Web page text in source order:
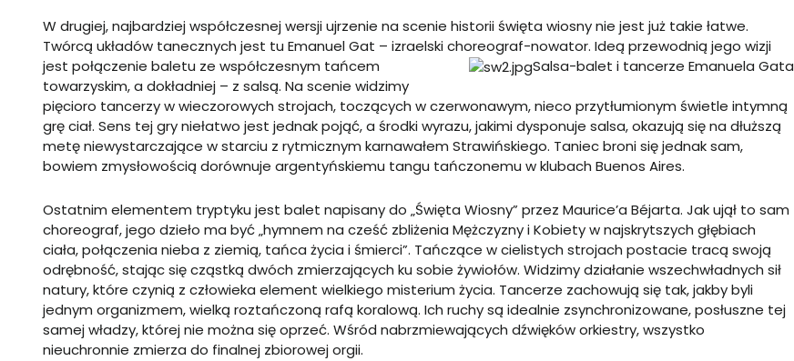
W drugiej, najbardziej współczesnej wersji ujrzenie na scenie historii święta wiosny nie jest już takie łatwe.
Twórcą układów tanecznych jest tu Emanuel Gat – izraelski choreograf-nowator.
Salsa-balet i tancerze Emanuela Gata
Ideą przewodnią jego wizji
jest połączenie baletu ze współczesnym tańcem
towarzyskim, a dokładniej – z salsą. Na scenie widzimy
pięcioro tancerzy w wieczorowych strojach, toczących w czerwonawym, nieco przytłumionym świetle intymną
grę ciał. Sens tej gry niełatwo jest jednak pojąć, a środki wyrazu, jakimi dysponuje salsa, okazują się na dłuższą
metę niewystarczające w starciu z rytmicznym karnawałem Strawińskiego. Taniec broni się jednak sam,
bowiem zmysłowością dorównuje argentyńskiemu tangu tańczonemu w klubach Buenos Aires.
Ostatnim elementem tryptyku jest balet napisany do „Święta Wiosny” przez Maurice’a Béjarta. Jak ujął to sam
choreograf, jego dzieło ma być „hymnem na cześć zbliżenia Mężczyzny i Kobiety w najskrytszych głębiach
ciała, połączenia nieba z ziemią, tańca życia i śmierci”. Tańczące w cielistych strojach postacie tracą swoją
odrębność, stając się cząstką dwóch zmierzających ku sobie żywiołów. Widzimy działanie wszechwładnych sił
natury, które czynią z człowieka element wielkiego misterium życia. Tancerze zachowują się tak, jakby byli
jednym organizmem, wielką roztańczoną rafą koralową. Ich ruchy są idealnie zsynchronizowane, posłuszne tej
samej władzy, której nie można się oprzeć. Wśród nabrzmiewających dźwięków orkiestry, wszystko
nieuchronnie zmierza do finalnej zbiorowej orgii.